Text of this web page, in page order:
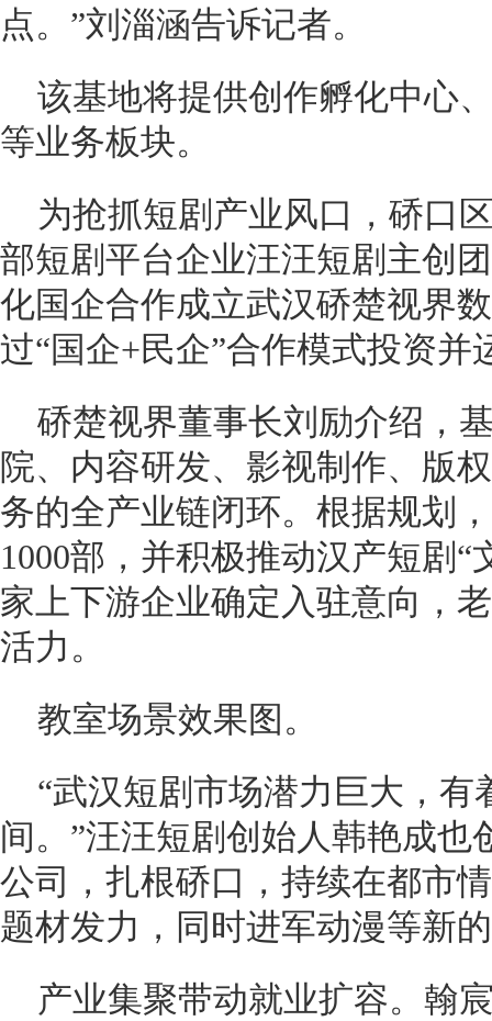
点。”刘淄涵告诉记者。
该基地将提供创作孵化中心
等业务板块。
为抢抓短剧产业风口，硚口
部短剧平台企业汪汪短剧主创
化国企合作成立武汉硚楚视界
过“国企+民企”合作模式投资并
硚楚视界董事长刘励介绍，
院、内容研发、影视制作、版
务的全产业链闭环。根据规划
1000部，并积极推动汉产短剧“
家上下游企业确定入驻意向，
活力。
教室场景效果图。
“武汉短剧市场潜力巨大，有
间。”汪汪短剧创始人韩艳成也
公司，扎根硚口，持续在都市
题材发力，同时进军动漫等新
产业集聚带动就业扩容。翰